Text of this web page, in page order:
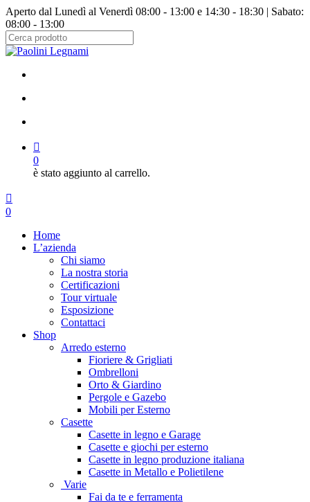
Salta
al
contenuto
principale
Aperto dal Lunedì al Venerdì 08:00 - 13:00 e 14:30 - 18:30 | Sabato:
08:00 - 13:00
Chiudi
0
è stato aggiunto al carrello.
Menu
cerca
account
0
Home
L’azienda
Chi siamo
La nostra storia
Certificazioni
Tour virtuale
Esposizione
Contattaci
Shop
Arredo esterno
Fioriere & Grigliati
Ombrelloni
Orto & Giardino
Pergole e Gazebo
Mobili per Esterno
Casette
Casette in legno e Garage
Casette e giochi per esterno
Casette in legno produzione italiana
Casette in Metallo e Polietilene
Varie
Fai da te e ferramenta